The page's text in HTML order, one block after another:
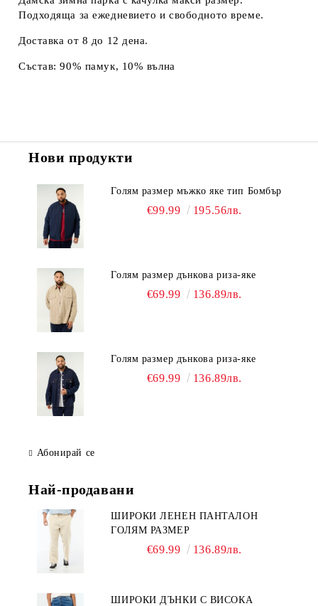
Подходяща за ежедневието и свободното време.
Доставка от 8 до 12 дена.
Състав: 90% памук, 10% вълна
Нови продукти
Голям размер мъжко яке тип Бомбър
€99.99 195.56лв.
Голям размер дънкова риза-яке
€69.99 136.89лв.
Голям размер дънкова риза-яке
€69.99 136.89лв.
Абонирай се
Най-продавани
ШИРОКИ ЛЕНЕН ПАНТАЛОН
ГОЛЯМ РАЗМЕР
€69.99 136.89лв.
ШИРОКИ ДЪНКИ С ВИСОКА